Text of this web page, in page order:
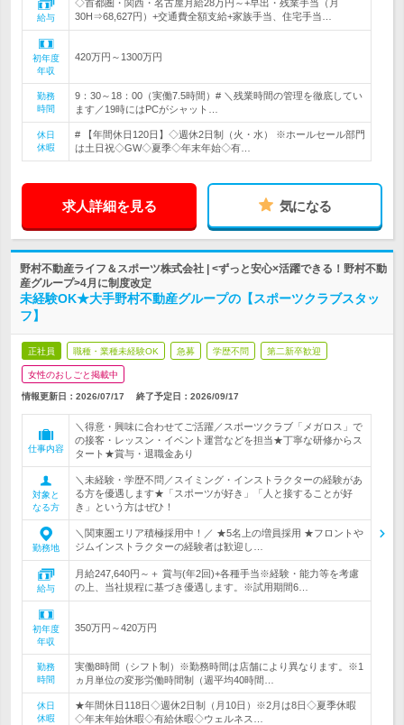
給与
◇首都圏・関西・名古屋月給28万円～+早出・残業手当（月
30H⇒68,627円）+交通費全額支給+家族手当、住宅手当…
初年度
年収
420万円～1300万円
勤務
時間
9：30～18：00（実働7.5時間）# ＼残業時間の管理を徹底してい
ます／19時にはPCがシャット…
休日
休暇
# 【年間休日120日】◇週休2日制（火・水） ※ホールセール部門
は土日祝◇GW◇夏季◇年末年始◇有…
求人詳細を見る 気になる
野村不動産ライフ＆スポーツ株式会社 | <ずっと安心×活躍できる！野村不動
産グループ>4月に制度改定
未経験OK★大手野村不動産グループの【スポーツクラブスタッ
フ】
正社員 職種・業種未経験OK 急募 学歴不問 第二新卒歓迎
女性のおしごと掲載中
情報更新日：2026/07/17 終了予定日： 2026/09/17
仕事内容
＼得意・興味に合わせてご活躍／スポーツクラブ「メガロス」で
の接客・レッスン・イベント運営などを担当★丁寧な研修からス
タート★賞与・退職金あり
対象と
なる方
＼未経験・学歴不問／スイミング・インストラクターの経験があ
る方を優遇します★「スポーツが好き」「人と接することが好
き」という方はぜひ！
勤務地
＼関東圏エリア積極採用中！／ ★5名上の増員採用 ★フロントや
ジムインストラクターの経験者は歓迎し…
給与
月給247,640円～＋ 賞与(年2回)+各種手当※経験・能力等を考慮
の上、当社規程に基づき優遇します。※試用期間6…
初年度
年収
350万円～420万円
勤務
時間
実働8時間（シフト制）※勤務時間は店舗により異なります。※1
ヵ月単位の変形労働時間制（週平均40時間…
休日
休暇
★年間休日118日◇週休2日制（月10日）※2月は8日◇夏季休暇
◇年末年始休暇◇有給休暇◇ウェルネス…